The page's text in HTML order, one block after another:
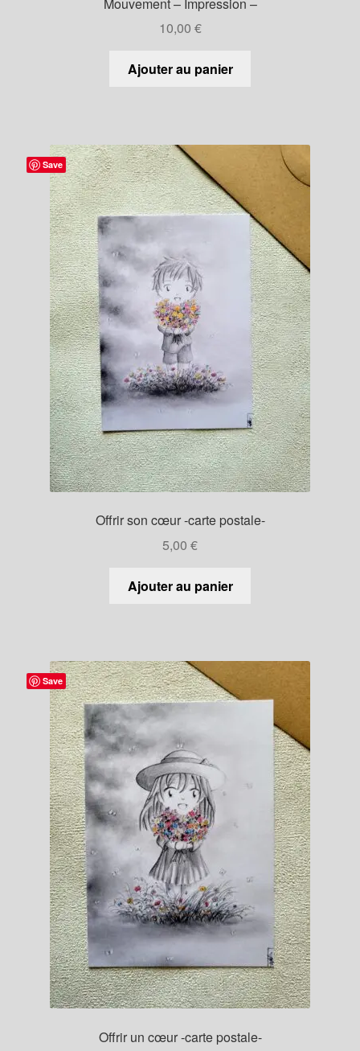
10,00 €
Ajouter au panier
Save
Offrir son cœur -carte postale-
5,00 €
Ajouter au panier
Save
Offrir un cœur -carte postale-